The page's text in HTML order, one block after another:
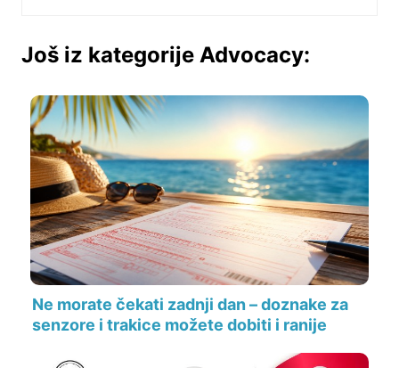
Još iz kategorije Advocacy:
Ne morate čekati zadnji dan – doznake za
senzore i trakice možete dobiti i ranije